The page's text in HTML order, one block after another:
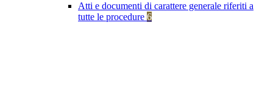
Atti e documenti di carattere generale riferiti a
tutte le procedure 6